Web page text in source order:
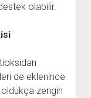
olabilir.
de eklenince
zengin